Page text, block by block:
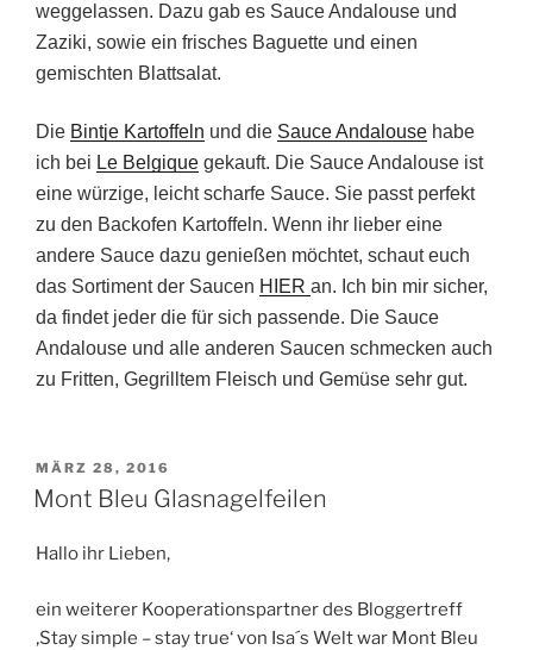
weggelassen. Dazu gab es Sauce Andalouse und
Zaziki, sowie ein frisches Baguette und einen
gemischten Blattsalat.
Die Bintje Kartoffeln und die Sauce Andalouse habe
ich bei Le Belgique gekauft. Die Sauce Andalouse ist
eine würzige, leicht scharfe Sauce. Sie passt perfekt
zu den Backofen Kartoffeln. Wenn ihr lieber eine
andere Sauce dazu genießen möchtet, schaut euch
das Sortiment der Saucen HIER an. Ich bin mir sicher,
da findet jeder die für sich passende. Die Sauce
Andalouse und alle anderen Saucen schmecken auch
zu Fritten, Gegrilltem Fleisch und Gemüse sehr gut.
VERÖFFENTLICHT
AM
MÄRZ 28, 2016
Mont Bleu Glasnagelfeilen
Hallo ihr Lieben,
ein weiterer Kooperationspartner des Bloggertreff
‚Stay simple – stay true‘ von Isa´s Welt war Mont Bleu